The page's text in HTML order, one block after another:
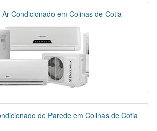
Condicionado em Colinas de Cotia
de Parede em Colinas de Cotia